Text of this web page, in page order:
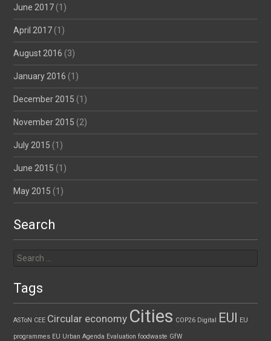
June 2017 (1)
April 2017 (1)
August 2016 (3)
January 2016 (1)
December 2015 (1)
November 2015 (2)
July 2015 (1)
June 2015 (1)
May 2015 (1)
Search
for:
Tags
ASToN CEE Circular economy Cities COP26 Digital EUI EU
programmes EU Urban Agenda Evaluation foodwaste GfW